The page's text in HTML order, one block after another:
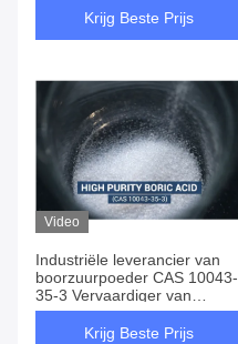
CAS-nummer 12069-69-1
Krijg Beste Prijs
Video
Industriële leverancier van
boorzuurpoeder CAS 10043-
35-3 Vervaardiger van
ortoborzuur
Krijg Beste Prijs